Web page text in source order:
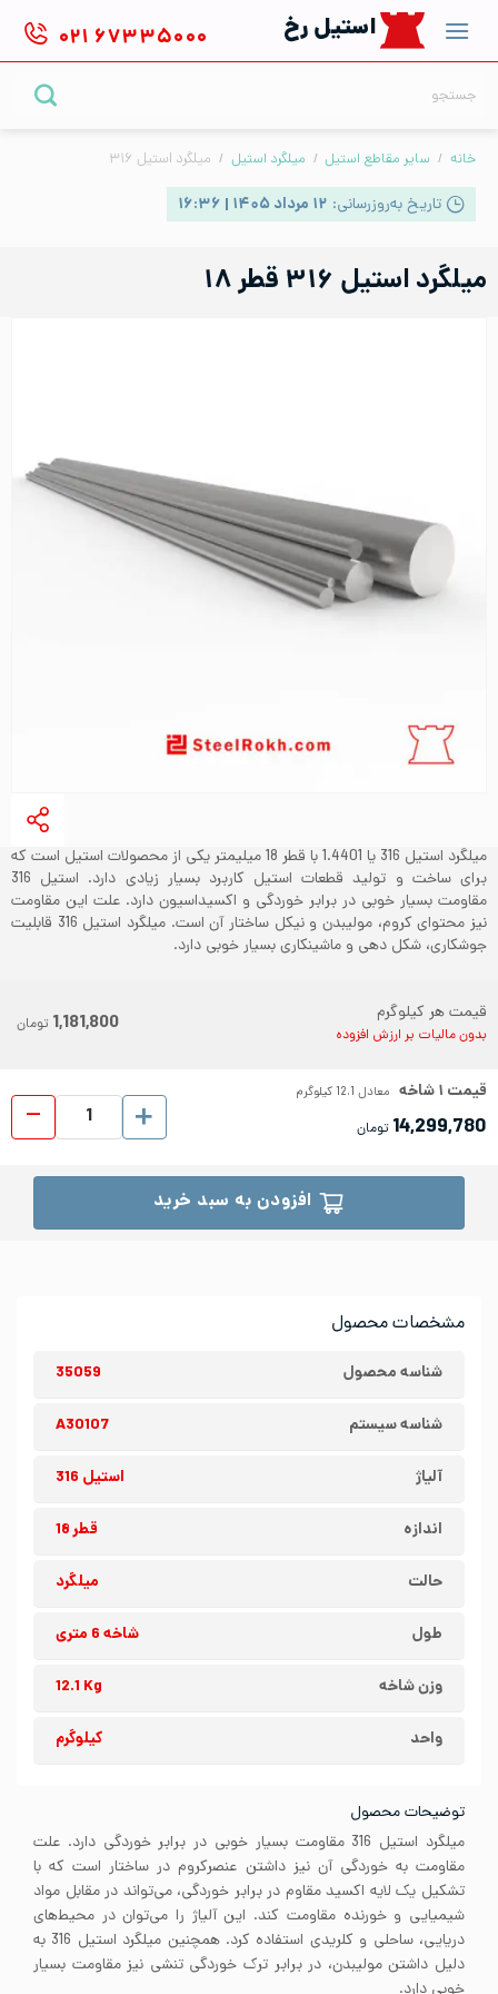
content
استیل رخ ۰۲۱ ۶۷۳۳۵۰۰۰
خانه / سایر مقاطع استیل / میلگرد استیل / میلگرد استیل ۳۱۶
تاریخ به‌روزرسانی: ۱۲ مرداد ۱۴۰۵ | ۱۶:۳۶
مشخصات محصول
شناسه محصول 35059
شناسه سیستم A30107
آلیاژ استیل 316
اندازه قطر 18
حالت میلگرد
طول شاخه 6 متری
وزن شاخه 12.1 Kg
واحد کیلوگرم
توضیحات محصول
میلگرد استیل 316 مقاومت بسیار خوبی در برابر خوردگی دارد. علت
مقاومت به خوردگی آن نیز داشتن عنصرکروم در ساختار است که با
تشکیل یک لایه اکسید مقاوم در برابر خوردگی، می‌تواند در مقابل مواد
شیمیایی و خورنده مقاومت کند. این آلیاژ را می‌توان در محیط‌های
دریایی، ساحلی و کلریدی استفاده کرد. همچنین میلگرد استیل 316 به
دلیل داشتن مولیبدن، در برابر ترک خوردگی تنشی نیز مقاومت بسیار
میلگرد استیل ۳۱۶ قطر ۱۸
میلگرد استیل 316 یا 1.4401 با قطر 18 میلیمتر یکی از محصولات استیل است که
برای ساخت و تولید قطعات استیل کاربرد بسیار زیادی دارد. استیل 316
مقاومت بسیار خوبی در برابر خوردگی و اکسیداسیون دارد. علت این مقاومت
نیز محتوای کروم، مولیبدن و نیکل ساختار آن است. میلگرد استیل 316 قابلیت
جوشکاری، شکل دهی و ماشینکاری بسیار خوبی دارد.
قیمت هر کیلوگرم
بدون مالیات بر ارزش افزوده 1,181,800 تومان
قیمت ۱شاخه معادل 12.1 کیلوگرم
14,299,780 تومان
افزودن به سبد خرید